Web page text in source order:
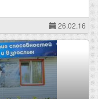
26.02.16